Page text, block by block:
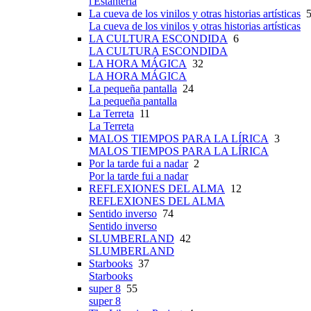
La cueva de los vinilos y otras historias artísticas
La cueva de los vinilos y otras historias artísticas
LA CULTURA ESCONDIDA 6
LA CULTURA ESCONDIDA
LA HORA MÁGICA 32
LA HORA MÁGICA
La pequeña pantalla 24
La pequeña pantalla
La Terreta 11
La Terreta
MALOS TIEMPOS PARA LA LÍRICA 3
MALOS TIEMPOS PARA LA LÍRICA
Por la tarde fui a nadar2
Por la tarde fui a nadar
REFLEXIONES DEL ALMA
12
REFLEXIONES DEL ALMA
Sentido inverso 74
Sentido inverso
SLUMBERLAND 42
SLUMBERLAND
Starbooks 37
Starbooks
super 8 55
super 8